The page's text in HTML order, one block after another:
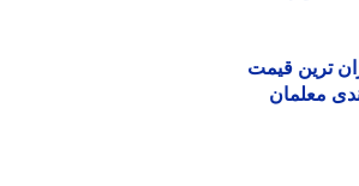
قیمت
معلمان